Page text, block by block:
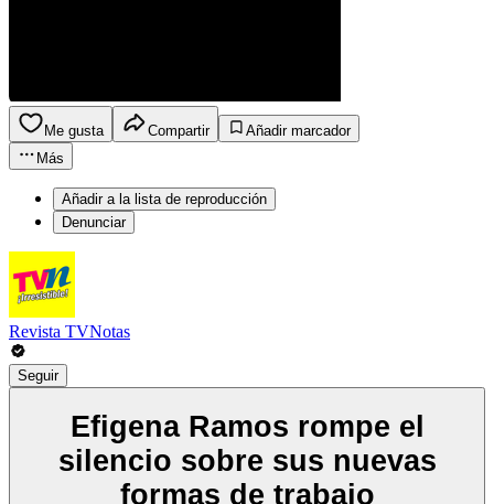
Me gusta Compartir
Añadir marcador
Más
Añadir a la lista de reproducción
Denunciar
Revista TVNotas
Seguir
Efigena Ramos rompe el
silencio sobre sus nuevas
formas de trabajo